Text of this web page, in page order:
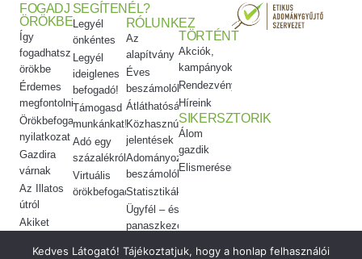
FOGADJ
ÖRÖKBE
Így
fogadhatsz
örökbe
Érdemes
megfontolni
Örökbefogadói
nyilatkozat
Gazdira
várnak
Az Illatos
útról
Akiket
adtunk
SEGÍTENÉL?
Legyél
önkéntes
Legyél
ideiglenes
befogadó!
Támogasd
munkánkat!
Adó egy
százalékról
Virtuális
örökbefogadás
RÓLUNK
Az
alapítvány
Éves
beszámolók
Átláthatóság
Közhasznúsági
jelentések
Adományozási
beszámolók
Statisztikák
Ügyfél – és
panaszkezelés
EZ
TÖRTÉNT
Akciók,
kampányok
Rendezvényeink
Híreink
SIKERSZTORIK
Álom
gazdik
Elismeréseink
Kedves Látogató! Tájékoztatjuk, hogy a honlap felhasználói